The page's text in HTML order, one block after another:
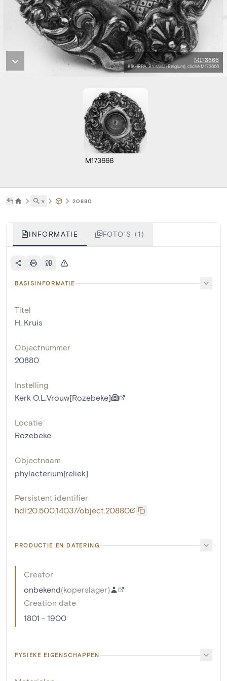
M173666
KIK-IRPA, Brussels (Belgium), cliché M173666
M173666
˅ 20880
INFORMATIE FOTO'S (1)
BASISINFORMATIE
Titel
H. Kruis
Objectnummer
20880
Instelling
Kerk O.L.Vrouw[Rozebeke]
Locatie
Rozebeke
Objectnaam
phylacterium[reliek]
Persistent identifier
hdl:20.500.14037/object.20880
PRODUCTIE EN DATERING
Creator
onbekend(koperslager)
Creation date
1801 - 1900
FYSIEKE EIGENSCHAPPEN